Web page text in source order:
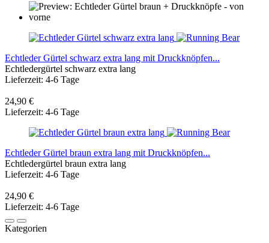
Echtleder Gürtel schwarz extra lang mit Druckknöpfen...
Echtledergürtel schwarz extra lang
Lieferzeit: 4-6 Tage
24,90 €
Lieferzeit: 4-6 Tage
Echtleder Gürtel braun extra lang mit Druckknöpfen...
Echtledergürtel braun extra lang
Lieferzeit: 4-6 Tage
24,90 €
Lieferzeit: 4-6 Tage
Kategorien